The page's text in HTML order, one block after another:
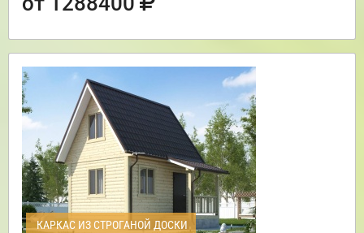
КАРКАС ИЗ СТРОГАНОЙ ДОСКИ